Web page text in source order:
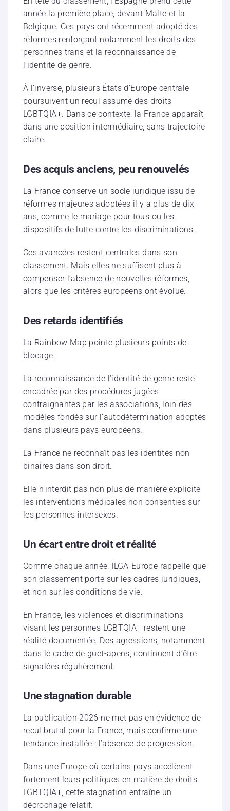
année la première place, devant Malte et la
Belgique. Ces pays ont récemment adopté des
réformes renforçant notamment les droits des
personnes trans et la reconnaissance de
l’identité de genre.
À l’inverse, plusieurs États d’Europe centrale
poursuivent un recul assumé des droits
LGBTQIA+. Dans ce contexte, la France apparaît
dans une position intermédiaire, sans trajectoire
claire.
Des acquis anciens, peu renouvelés
La France conserve un socle juridique issu de
réformes majeures adoptées il y a plus de dix
ans, comme le mariage pour tous ou les
dispositifs de lutte contre les discriminations.
Ces avancées restent centrales dans son
classement. Mais elles ne suffisent plus à
compenser l’absence de nouvelles réformes,
alors que les critères européens ont évolué.
Des retards identifiés
La Rainbow Map pointe plusieurs points de
blocage.
La reconnaissance de l’identité de genre reste
encadrée par des procédures jugées
contraignantes par les associations, loin des
modèles fondés sur l’autodétermination adoptés
dans plusieurs pays européens.
La France ne reconnaît pas les identités non
binaires dans son droit.
Elle n’interdit pas non plus de manière explicite
les interventions médicales non consenties sur
les personnes intersexes.
Un écart entre droit et réalité
Comme chaque année, ILGA-Europe rappelle que
son classement porte sur les cadres juridiques,
et non sur les conditions de vie.
En France, les violences et discriminations
visant les personnes LGBTQIA+ restent une
réalité documentée. Des agressions, notamment
dans le cadre de guet-apens, continuent d’être
signalées régulièrement.
Une stagnation durable
La publication 2026 ne met pas en évidence de
recul brutal pour la France, mais confirme une
tendance installée : l’absence de progression.
Dans une Europe où certains pays accélèrent
fortement leurs politiques en matière de droits
LGBTQIA+, cette stagnation entraîne un
décrochage relatif.